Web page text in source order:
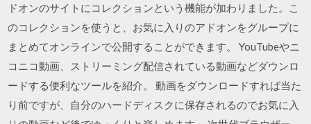
ドオンのサイトにコレクションという機能が加わりました。こ
のコレクションを使うと、お気に入りのアドオンをグループに
まとめてオンラインで公開することができます。 YouTubeやニ
コニコ動画、ストリーミング配信されている動画などダウンロ
ードする便利なツールを紹介。 動画をダウンロードすれば当た
り前ですが、自分のハードディスクに保存されるのでお気に入